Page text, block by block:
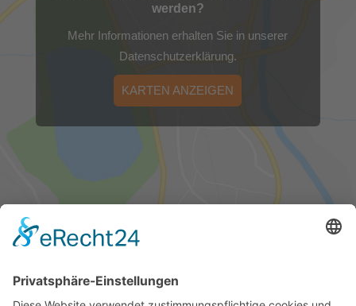
werden?
Mehr Informationen erhalten Sie in unserer
Datenschutzerklärung.
KARTEN ANZEIGEN
FÜR SIE ERREICHBAR!
0365/823310